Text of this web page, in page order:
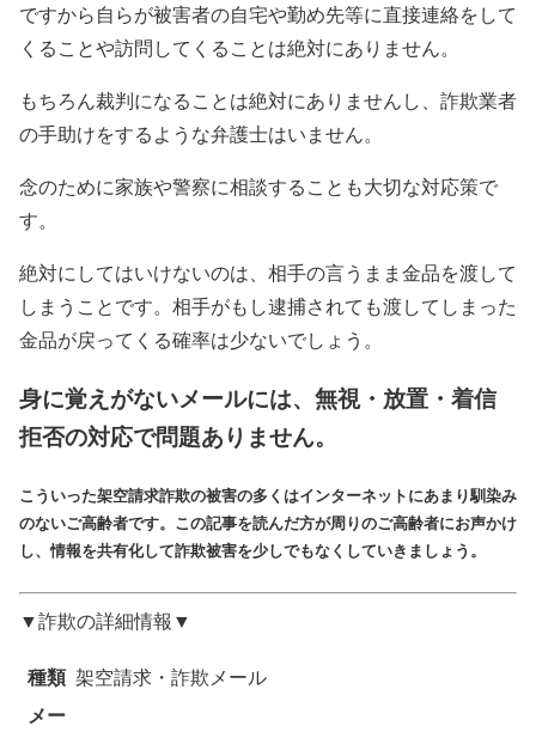
ですから自らが被害者の自宅や勤め先等に直接連絡をして
くることや訪問してくることは絶対にありません。
もちろん裁判になることは絶対にありませんし、詐欺業者
の手助けをするような弁護士はいません。
念のために家族や警察に相談することも大切な対応策で
す。
絶対にしてはいけないのは、相手の言うまま金品を渡して
しまうことです。相手がもし逮捕されても渡してしまった
金品が戻ってくる確率は少ないでしょう。
身に覚えがないメールには、無視・放置・着信
拒否の対応で問題ありません。
こういった架空請求詐欺の被害の多くはインターネットにあまり馴染み
のないご高齢者です。この記事を読んだ方が周りのご高齢者にお声かけ
し、情報を共有化して詐欺被害を少しでもなくしていきましょう。
▼詐欺の詳細情報▼
種類 架空請求・詐欺メール
メー